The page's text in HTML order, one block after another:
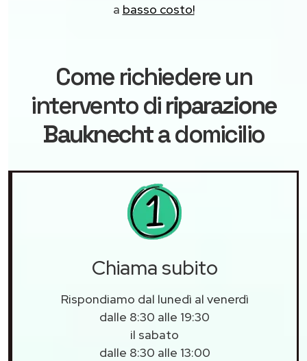
a basso costo!
Come richiedere un
intervento diriparazione
Bauknechta domicilio
Chiama subito
Rispondiamo dal lunedì al venerdì
dalle 8:30 alle 19:30
il sabato
dalle 8:30 alle 13:00